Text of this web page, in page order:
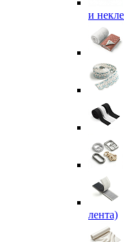
и
лента)